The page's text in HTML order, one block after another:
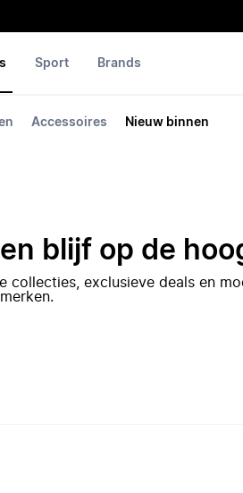
Accessoires Nieuw binnen
Sport Brands
blijf op de
collecties, exclusieve deals en